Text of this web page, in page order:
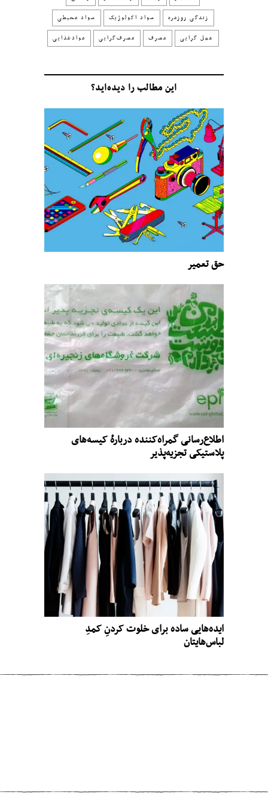
زندگی‌ روزمره سواد اکولوژیک سواد محیطی
عمل‌ گرایی مصرف مصرف‌گرایی‬ موادغذایی
این مطالب را دیده‌اید؟
حق تعمیر
اطلاع‌رسانی گمراه‌کننده دربارهٔ کیسه‌های
پلاستیکی تجزیه‌پذیر
ایده‌هایی ساده برای خلوت کردنِ کمدِ
لباس‌هایتان